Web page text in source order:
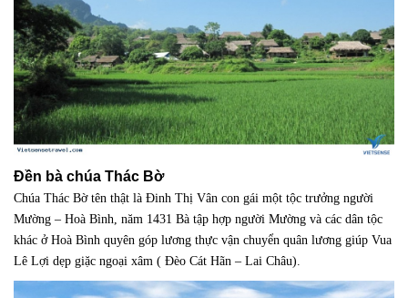
Đền bà chúa Thác Bờ
Chúa Thác Bờ tên thật là Đinh Thị Vân con gái một tộc trưởng người
Mường – Hoà Bình, năm 1431 Bà tập hợp người Mường và các dân tộc
khác ở Hoà Bình quyên góp lương thực vận chuyển quân lương giúp Vua
Lê Lợi dẹp giặc ngoại xâm ( Đèo Cát Hãn – Lai Châu).